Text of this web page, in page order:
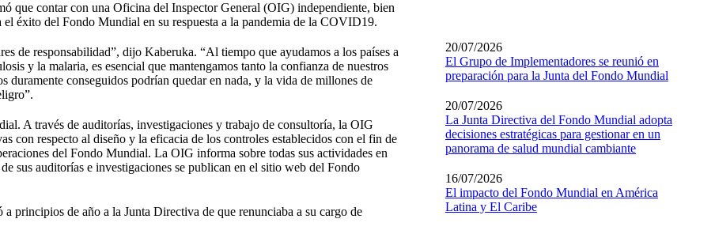
que contar con una Oficina del Inspector General (OIG) independiente, bien
el éxito del Fondo Mundial en su respuesta a la pandemia de la COVID19.
de responsabilidad”, dijo Kaberuka. “Al tiempo que ayudamos a los países a
y la malaria, es esencial que mantengamos tanto la confianza de nuestros
duramente conseguidos podrían quedar en nada, y la vida de millones de
A través de auditorías, investigaciones y trabajo de consultoría, la OIG
con respecto al diseño y la eficacia de los controles establecidos con el fin de
del Fondo Mundial. La OIG informa sobre todas sus actividades en
sus auditorías e investigaciones se publican en el sitio web del Fondo
principios de año a la Junta Directiva de que renunciaba a su cargo de
20/07/2026
El Grupo de Implementadores se reunió en
preparación para la Junta del Fondo Mundial
20/07/2026
La Junta Directiva del Fondo Mundial adopta
decisiones estratégicas para gestionar en un
panorama de salud mundial cambiante
16/07/2026
El impacto del Fondo Mundial en América
Latina y El Caribe